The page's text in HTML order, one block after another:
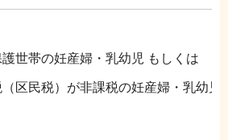
世帯の妊産婦・乳幼児 もしくは
区民税）が非課税の妊産婦・乳幼児